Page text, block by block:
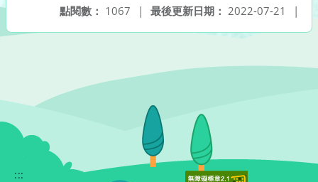
最後更新日期： 2022-07-21 |
點閱數： 1067 |
:::